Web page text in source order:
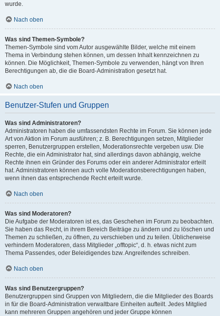
wurde.
Nach oben
Was sind Themen-Symbole?
Themen-Symbole sind vom Autor ausgewählte Bilder, welche mit einem
Thema in Verbindung stehen können, um dessen Inhalt kennzeichnen zu
können. Die Möglichkeit, Themen-Symbole zu verwenden, hängt von Ihren
Berechtigungen ab, die die Board-Administration gesetzt hat.
Nach oben
Benutzer-Stufen und Gruppen
Was sind Administratoren?
Administratoren haben die umfassendsten Rechte im Forum. Sie können jede
Art von Aktion im Forum ausführen; z. B. Berechtigungen setzen, Mitglieder
sperren, Benutzergruppen erstellen, Moderationsrechte vergeben usw. Die
Rechte, die ein Administrator hat, sind allerdings davon abhängig, welche
Rechte ihnen ein Gründer des Forums oder ein anderer Administrator erteilt
hat. Administratoren können auch volle Moderationsberechtigungen haben,
wenn ihnen das entsprechende Recht erteilt wurde.
Nach oben
Was sind Moderatoren?
Die Aufgabe der Moderatoren ist es, das Geschehen im Forum zu beobachten.
Sie haben das Recht, in ihrem Bereich Beiträge zu ändern und zu löschen und
Themen zu schließen, zu öffnen, zu verschieben und zu teilen. Üblicherweise
verhindern Moderatoren, dass Mitglieder „offtopic“, d. h. etwas nicht zum
Thema Passendes, oder Beleidigendes bzw. Angreifendes schreiben.
Nach oben
Was sind Benutzergruppen?
Benutzergruppen sind Gruppen von Mitgliedern, die die Mitglieder des Boards
in für die Board-Administration verwaltbare Einheiten aufteilt. Jedes Mitglied
kann mehreren Gruppen angehören und jeder Gruppe können